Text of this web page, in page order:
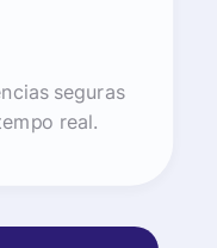
seguras
real.